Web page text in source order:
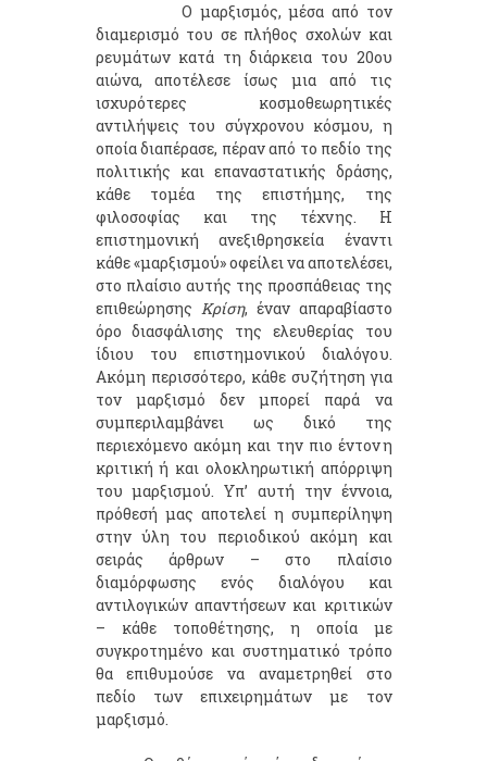
Ο μαρξισμός, μέσα από τον
διαμερισμό του σε πλήθος σχολών και
ρευμάτων κατά τη διάρκεια του 20ου
αιώνα, αποτέλεσε ίσως μια από τις
ισχυρότερες κοσμοθεωρητικές
αντιλήψεις του σύγχρονου κόσμου, η
οποία διαπέρασε, πέραν από το πεδίο της
πολιτικής και επαναστατικής δράσης,
κάθε τομέα της επιστήμης, της
φιλοσοφίας και της τέχνης. Η
επιστημονική ανεξιθρησκεία έναντι
κάθε «μαρξισμού» οφείλει να αποτελέσει,
στο πλαίσιο αυτής της προσπάθειας της
επιθεώρησης Κρίση, έναν απαραβίαστο
όρο διασφάλισης της ελευθερίας του
ίδιου του επιστημονικού διαλόγου.
Ακόμη περισσότερο, κάθε συζήτηση για
τον μαρξισμό δεν μπορεί παρά να
συμπεριλαμβάνει ως δικό της
περιεχόμενο ακόμη και την πιο έντονη
κριτική ή και ολοκληρωτική απόρριψη
του μαρξισμού. Υπ’ αυτή την έννοια,
πρόθεσή μας αποτελεί η συμπερίληψη
στην ύλη του περιοδικού ακόμη και
σειράς άρθρων – στο πλαίσιο
διαμόρφωσης ενός διαλόγου και
αντιλογικών απαντήσεων και κριτικών
– κάθε τοποθέτησης, η οποία με
συγκροτημένο και συστηματικό τρόπο
θα επιθυμούσε να αναμετρηθεί στο
πεδίο των επιχειρημάτων με τον
μαρξισμό.